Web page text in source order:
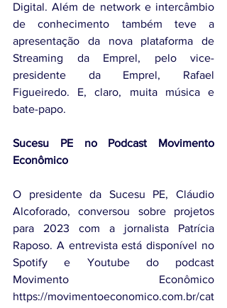
Digital. Além de network e intercâmbio
de conhecimento também teve a
apresentação da nova plataforma de
Streaming da Emprel, pelo vice-
presidente da Emprel, Rafael
Figueiredo. E, claro, muita música e
bate-papo.
Sucesu PE no Podcast Movimento
Econômico
O presidente da Sucesu PE, Cláudio
Alcoforado, conversou sobre projetos
para 2023 com a jornalista Patrícia
Raposo. A entrevista está disponível no
Spotify e Youtube do podcast
Movimento Econômico
https://movimentoeconomico.com.br/cat